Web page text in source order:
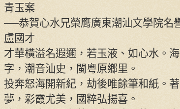
青玉案
──恭賀心水兄榮膺廣東潮汕文學院名
盧國才
才華橫溢名遐邇，若玉液、如心水。
字，潮音汕史，閩粵原鄉里。
投奔怒海開新紀，劫後唯餘筆和紙。
夢，彩霞尤美，國粹弘揚喜。